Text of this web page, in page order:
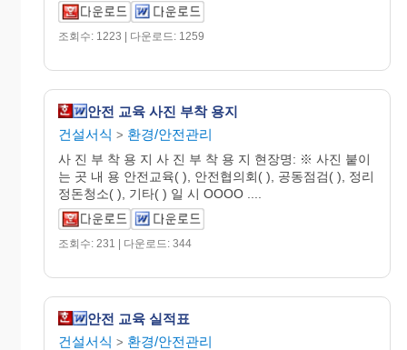
조회수: 1223 | 다운로드: 1259
안전 교육 사진 부착 용지
건설서식 > 환경/안전관리
사 진 부 착 용 지 사 진 부 착 용 지 현장명: ※ 사진 붙이
는 곳 내 용 안전교육( ), 안전협의회( ), 공동점검( ), 정리
정돈청소( ), 기타( ) 일 시 OOOO ....
조회수: 231 | 다운로드: 344
안전 교육 실적표
건설서식 > 환경/안전관리